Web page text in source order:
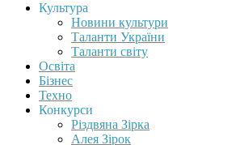
Культура
Новини культури
Таланти України
Таланти світу
Освіта
Бізнес
Техно
Конкурси
Різдвяна Зірка
Алея Зірок